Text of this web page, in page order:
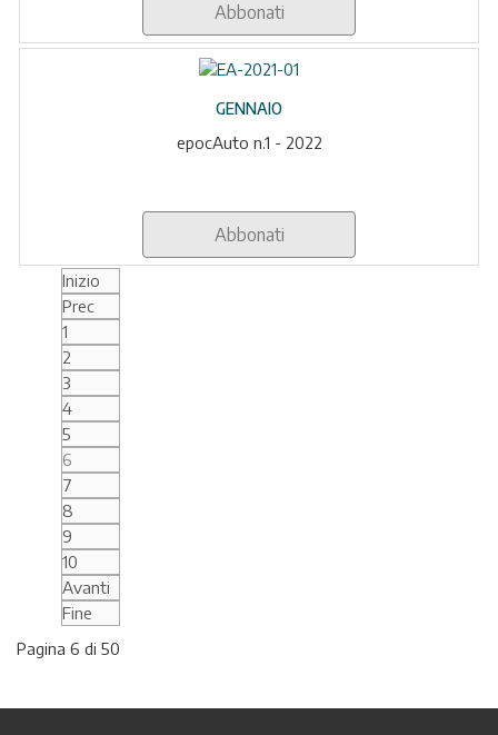
Abbonati
GENNAIO
epocAuto n.1 - 2022
Abbonati
Inizio
Prec
1
2
3
4
5
6
7
8
9
10
Avanti
Fine
Pagina 6 di 50